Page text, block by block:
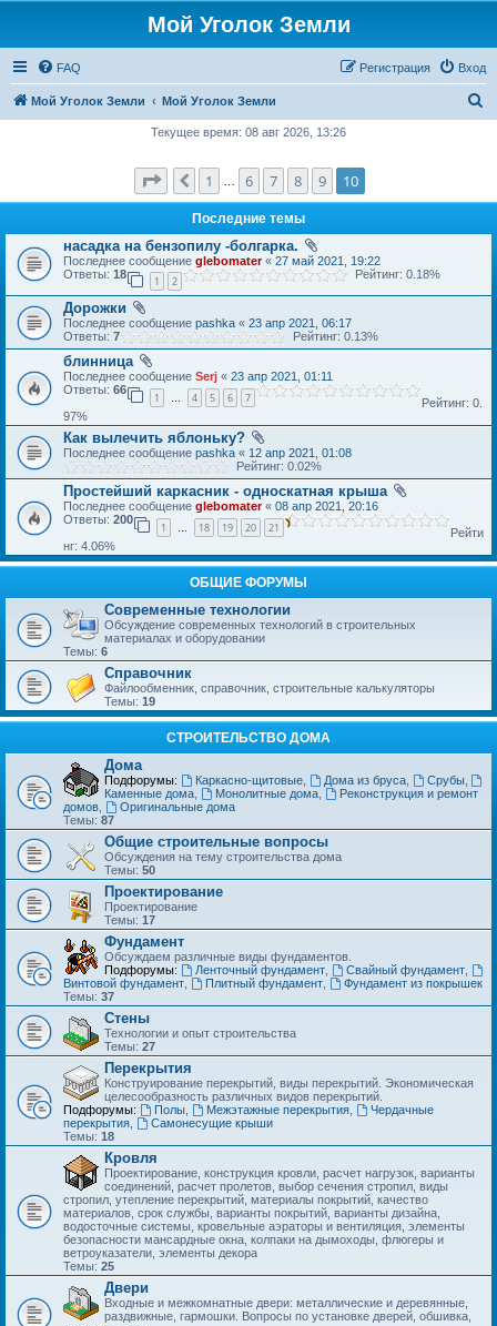
Мой Уголок Земли
FAQ Вход
Регистрация
Мой Уголок Земли Мой Уголок Земли
к
Текущее время: 08 авг 2026, 13:26
Страница10из 10
Пред.
1 6 7 8 9 10
Последние темы
насадка на бензопилу -болгарка.
Последнее сообщение glebomater« 27 май 2021, 19:22
Ответы: 18
1 2
Рейтинг: 0.18%
Дорожки
Последнее сообщение pashka « 23 апр 2021, 06:17
Ответы: 7 Рейтинг: 0.13%
блинница
Последнее сообщение Serj « 23 апр 2021, 01:11
Ответы: 66
1 … 4 5 6 7
Рейтинг: 0.
97%
Как вылечить яблоньку?
Последнее сообщение pashka « 12 апр 2021, 01:08
Рейтинг: 0.02%
Простейший каркасник - односкатная крыша
Последнее сообщение glebomater« 08 апр 2021, 20:16
Ответы: 200
1 … 18 19 20 21
Рейти
нг: 4.06%
ОБЩИЕ ФОРУМЫ
Современные технологии
Обсуждение современных технологий в строительных
материалах и оборудовании
Темы: 6
Справочник
Файлообменник, справочник, строительные калькуляторы
Темы: 19
СТРОИТЕЛЬСТВО ДОМА
Дома
Подфорумы: Каркасно-щитовые, Дома из бруса, Срубы,
Каменные дома
Монолитные дома,
Реконструкция и ремонт
домов
Оригинальные дома
Темы: 87
Общие строительные вопросы
Обсуждения на тему строительства дома
Темы: 50
Проектирование
Проектирование
Темы: 17
Фундамент
Обсуждаем различные виды фундаментов.
Подфорумы:
Ленточный фундамент, Свайный фундамент,
Винтовой фундамент
Плитный фундамент,
Фундамент из покрышек
Темы: 37
Стены
Технологии и опыт строительства
Темы: 27
Перекрытия
Конструирование перекрытий, виды перекрытий. Экономическая
целесообразность различных видов перекрытий.
Подфорумы:
Полы, Межэтажные перекрытия,
Чердачные
перекрытия
Самонесущие крыши
Темы: 18
Кровля
Проектирование, конструкция кровли, расчет нагрузок, варианты
соединений, расчет пролетов, выбор сечения стропил, виды
стропил, утепление перекрытий, материалы покрытий, качество
материалов, срок службы, варианты покрытий, варианты дизайна,
водосточные системы, кровельные аэраторы и вентиляция, элементы
безопасности мансардные окна, колпаки на дымоходы, флюгеры и
ветроуказатели, элементы декора
Темы: 25
Двери
Входные и межкомнатные двери: металлические и деревянные,
раздвижные, гармошки. Вопросы по установке дверей, обшивка,